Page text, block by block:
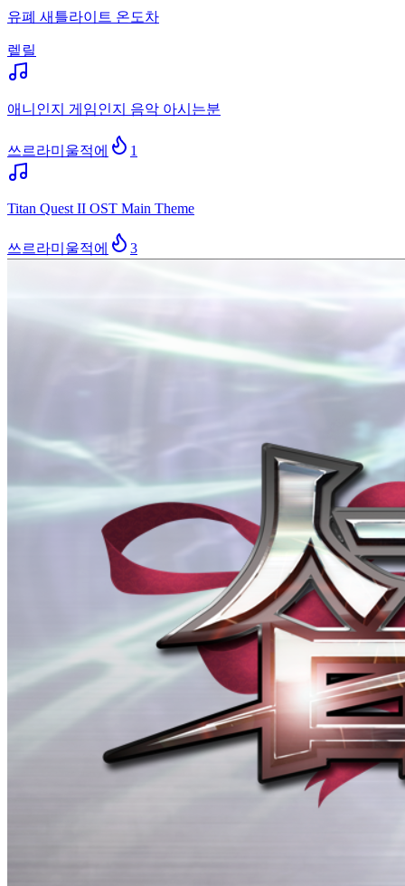
유폐 새틀라이트 온도차
렡릴
애니인지 게임인지 음악 아시는분
쓰르라미울적에 1
Titan Quest II OST Main Theme
쓰르라미울적에 3